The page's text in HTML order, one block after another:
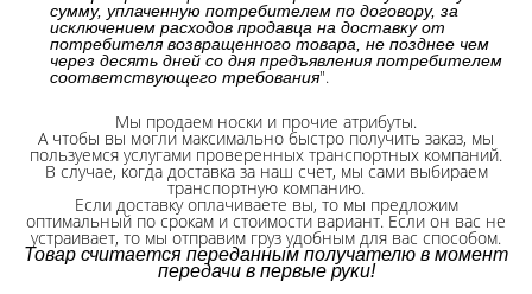
сумму, уплаченную потребителем по договору, за
исключением расходов продавца на доставку от
потребителя возвращенного товара, не позднее чем
через десять дней со дня предъявления потребителем
соответствующего требования".
Мы продаем носки и прочие атрибуты.
А чтобы вы могли максимально быстро получить заказ, мы
пользуемся услугами проверенных транспортных компаний.
В случае, когда доставка за наш счет, мы сами выбираем
транспортную компанию.
Если доставку оплачиваете вы, то мы предложим
оптимальный по срокам и стоимости вариант. Если он вас не
устраивает, то мы отправим груз удобным для вас способом.
Товар считается переданным получателю в момент
передачи в первые руки!